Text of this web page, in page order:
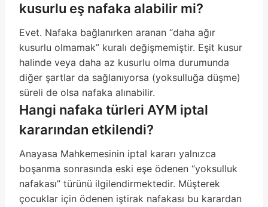
kusurlu eş nafaka alabilir mi?
Evet. Nafaka bağlanırken aranan “daha ağır
kusurlu olmamak” kuralı değişmemiştir. Eşit kusur
halinde veya daha az kusurlu olma durumunda
diğer şartlar da sağlanıyorsa (yoksulluğa düşme)
süreli de olsa nafaka alınabilir.
Hangi nafaka türleri AYM iptal
kararından etkilendi?
Anayasa Mahkemesinin iptal kararı yalnızca
boşanma sonrasında eski eşe ödenen “yoksulluk
nafakası” türünü ilgilendirmektedir. Müşterek
çocuklar için ödenen iştirak nafakası bu karardan